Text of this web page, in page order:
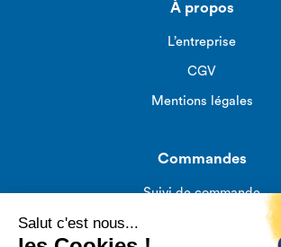
À propos
L’entreprise
CGV
Mentions légales
Commandes
Suivi de commande